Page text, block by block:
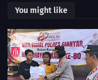
You might like